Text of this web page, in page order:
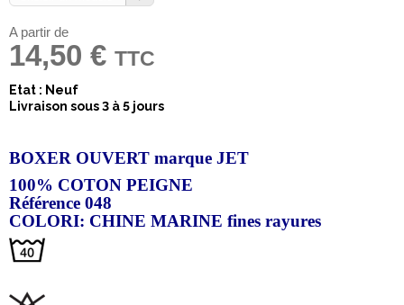
A partir de
14,50 € TTC
Etat : Neuf
Livraison sous 3 à 5 jours
BOXER OUVERT marque JET
100% COTON PEIGNE
Référence 048
COLORI: CHINE MARINE fines rayures